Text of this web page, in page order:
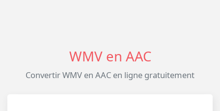
WMV en AAC
Convertir WMV en AAC en ligne gratuitement